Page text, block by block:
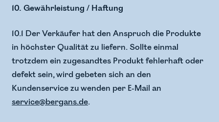
10. Gewährleistung / Haftung
10.1 Der Verkäufer hat den Anspruch die Produkte
in höchster Qualität zu liefern. Sollte einmal
trotzdem ein zugesandtes Produkt fehlerhaft oder
defekt sein, wird gebeten sich an den
Kundenservice zu wenden per E-Mail an
service@bergans.de.